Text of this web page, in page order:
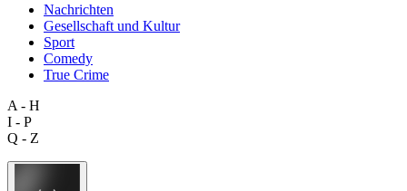
Nachrichten
Gesellschaft und Kultur
Sport
Comedy
True Crime
A - H
I - P
Q - Z